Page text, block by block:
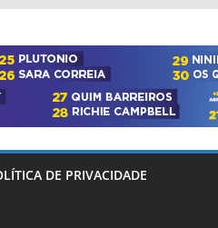
DE PRIVACIDADE